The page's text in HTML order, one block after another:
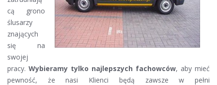
cą grono
ślusarzy
znających
się na
swojej
pracy. Wybieramy tylko najlepszych fachowców, aby mieć
pewność, że nasi Klienci będą zawsze w pełni